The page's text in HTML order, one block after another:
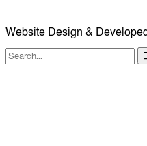
Website Design &